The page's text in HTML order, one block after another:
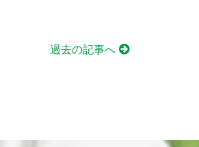
過去の記事へ